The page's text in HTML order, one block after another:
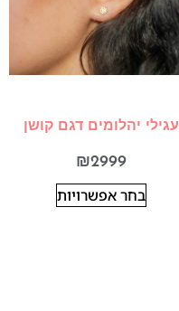
עגילי יהלומים דגם קושן
₪2999
בחר אפשרויות